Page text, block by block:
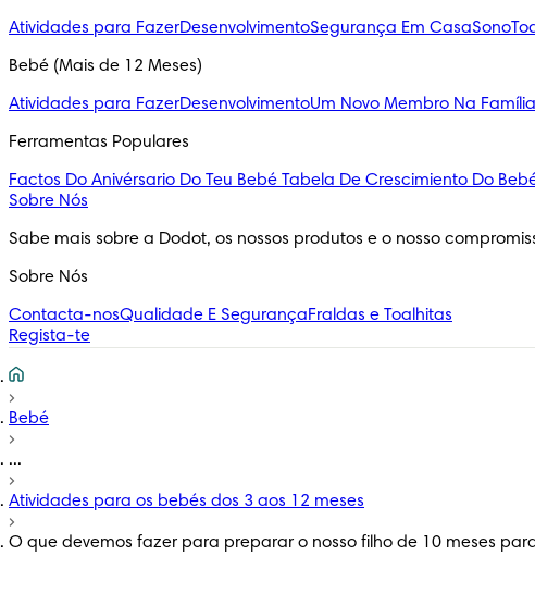
Atividades para FazerDesenvolvimentoSegurança Em CasaSono
Bebé (Mais de 12 Meses)
Atividades para FazerDesenvolvimentoUm Novo Membro Na Família
Ferramentas Populares
Factos Do Anivérsario Do Teu Bebé Tabela De Crescimiento Do
Sobre Nós
Sabe mais sobre a Dodot, os nossos produtos e o nosso
Sobre Nós
Contacta-nosQualidade E SegurançaFraldas e Toalhitas
Regista-te
Bebé
...
Atividades para os bebés dos 3 aos 12 meses
O que devemos fazer para preparar o nosso filho de 10 meses